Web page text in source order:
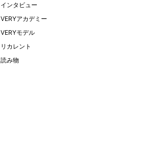
インタビュー
VERYアカデミー
VERYモデル
リカレント
読み物